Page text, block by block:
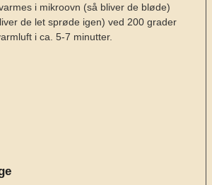
i mikroovn (så bliver de bløde)
de let sprøde igen) ved 200 grader
i ca. 5-7 minutter.